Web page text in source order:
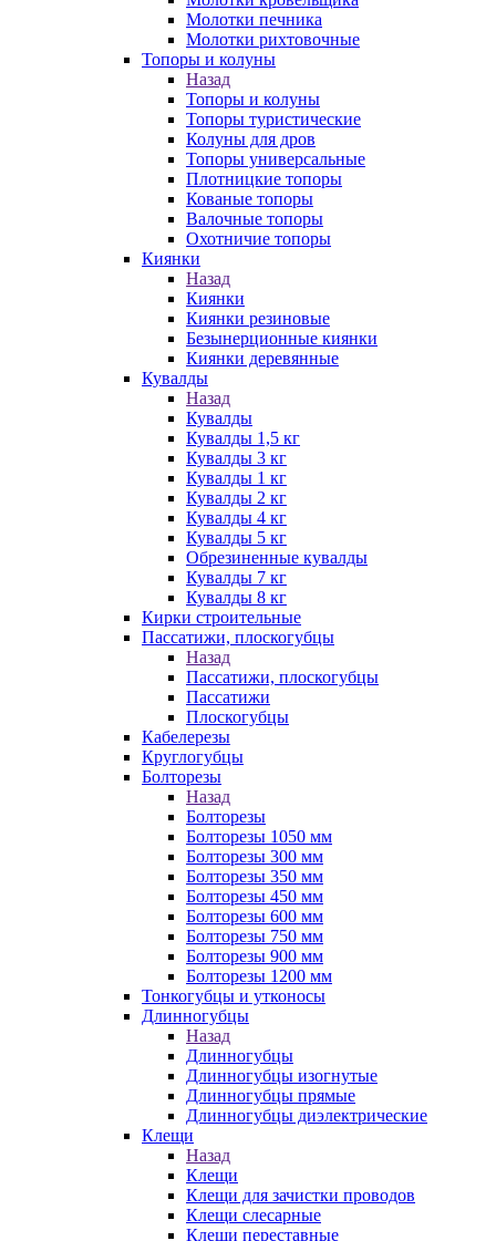
Молотки печника
Молотки рихтовочные
Топоры и колуны
Назад
Топоры и колуны
Топоры туристические
Колуны для дров
Топоры универсальные
Плотницкие топоры
Кованые топоры
Валочные топоры
Охотничие топоры
Киянки
Назад
Киянки
Киянки резиновые
Безынерционные киянки
Киянки деревянные
Кувалды
Назад
Кувалды
Кувалды 1,5 кг
Кувалды 3 кг
Кувалды 1 кг
Кувалды 2 кг
Кувалды 4 кг
Кувалды 5 кг
Обрезиненные кувалды
Кувалды 7 кг
Кувалды 8 кг
Кирки строительные
Пассатижи, плоскогубцы
Назад
Пассатижи, плоскогубцы
Пассатижи
Плоскогубцы
Кабелерезы
Круглогубцы
Болторезы
Назад
Болторезы
Болторезы 1050 мм
Болторезы 300 мм
Болторезы 350 мм
Болторезы 450 мм
Болторезы 600 мм
Болторезы 750 мм
Болторезы 900 мм
Болторезы 1200 мм
Тонкогубцы и утконосы
Длинногубцы
Назад
Длинногубцы
Длинногубцы изогнутые
Длинногубцы прямые
Длинногубцы диэлектрические
Клещи
Назад
Клещи
Клещи для зачистки проводов
Клещи слесарные
Клещи переставные